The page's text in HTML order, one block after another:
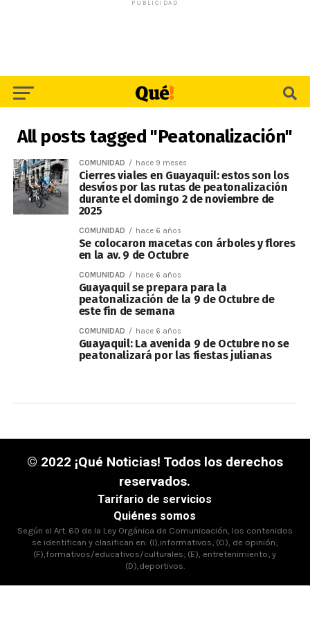
PUBLICIDAD
All posts tagged "Peatonalización"
COMUNIDAD hace 9 meses
Cierres viales en Guayaquil: estos son los
desvíos por las rutas de peatonalización
durante el domingo 2 de noviembre de
2025
COMUNIDAD hace 6 años
Se colocaron macetas con árboles y flores
en la av. 9 de Octubre
COMUNIDAD hace 6 años
Guayaquil se prepara para la
peatonalización de la 9 de Octubre de
este fin de semana
COMUNIDAD hace 6 años
Guayaquil: La avenida 9 de Octubre no se
peatonalizará por las fiestas julianas
© 2022 ¡Qué Noticias! Todos los derechos
reservados.
Tarifario de servicios
Quiénes somos
Según el Art. 60 de la Ley Orgánica de Comunicación, los contenidos
se identifican y clasifican en: (I),informativos; (O), de opinión;
(F),formativos/educativos/culturales; (E), entretenimiento; y
(D),deportivos.